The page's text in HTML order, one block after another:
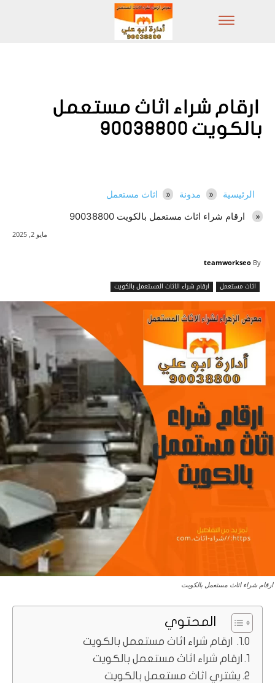
ارقام شراء اثاث مستعمل
بالكويت 90038800
الرئيسية مدونة
اثاث مستعمل
ارقام شراء اثاث مستعمل بالكويت 90038800
مايو 2, 2025
By
teamworkseo
اثاث مستعمل ارقام شراء الاثاث المستعمل بالكويت
ارقام شراء اثاث مستعمل بالكويت
المحتوي
ارقام شراء اثاث مستعمل بالكويت
ارقام شراء اثاث مستعمل بالكويت
يشتري اثاث مستعمل بالكويت